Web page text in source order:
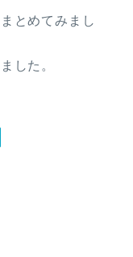
とめてみまし
した。